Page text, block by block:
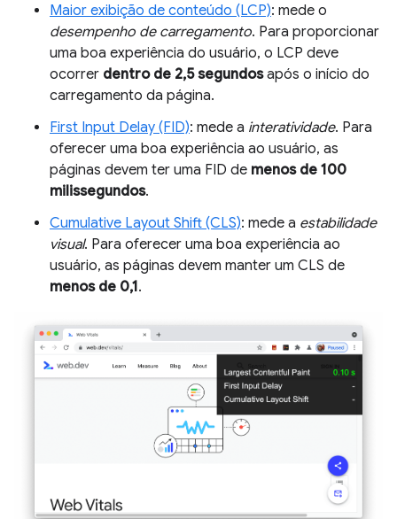
Maior exibição de conteúdo (LCP): mede o
desempenho de carregamento. Para proporcionar
uma boa experiência do usuário, o LCP deve
ocorrer dentro de 2,5 segundosapós o início do
carregamento da página.
First Input Delay (FID): mede a interatividade. Para
oferecer uma boa experiência ao usuário, as
páginas devem ter uma FID de menos de 100
milissegundos.
Cumulative Layout Shift (CLS): mede a estabilidade
visual. Para oferecer uma boa experiência ao
usuário, as páginas devem manter um CLS de
menos de 0,1.